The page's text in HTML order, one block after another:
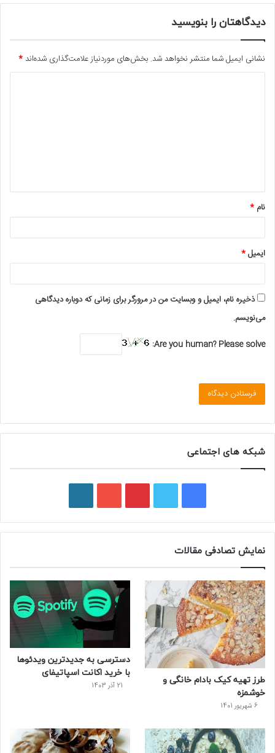
دیدگاهتان را بنویسید
نشانی ایمیل شما منتشر نخواهد شد. بخش‌های موردنیاز علامت‌گذاری شده‌اند*
*
نام *
ایمیل*
ذخیره نام، ایمیل و وبسایت من در مرورگر برای زمانی که دوباره دیدگاهی
می‌نویسم.
Are you human? Please solve:
شبکه های اجتماعی
ی
س
ب
و
ک
و
ی
ت
ر
ی
ت
ت
و
ی
و
ب
ر
پ
ر
س
نمایش تصادفی مقالات
طرز تهیه کیک بادام خانگی و
خوشمزه
6 شهریور 1401
دسترسی به جدیدترین ویدئو‌ها
با خرید اکانت اسپاتیفای
21 آذر 1403